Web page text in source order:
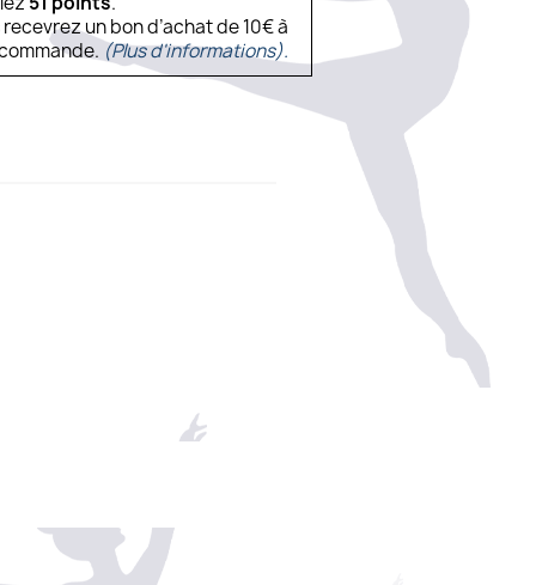
un bon d’achat de 10€ à
(Plus d'informations).